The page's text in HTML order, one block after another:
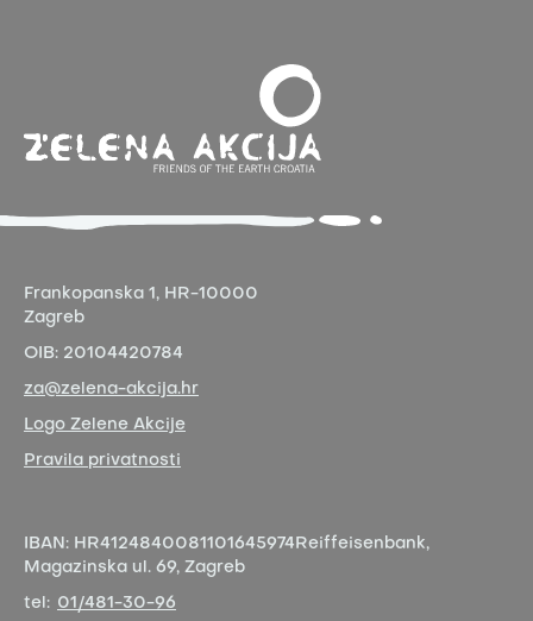
Frankopanska 1, HR-10000
Zagreb
OIB: 20104420784
za@zelena-akcija.hr
Logo Zelene Akcije
Pravila privatnosti
IBAN: HR4124840081101645974 Reiffeisenbank,
Magazinska ul. 69, Zagreb
tel: 01/481-30-96